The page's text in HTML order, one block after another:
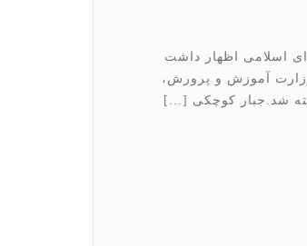
اسلامی اظهار داشت
وزارت آموزش و پرورش،
شد.جبار کوچکی […]